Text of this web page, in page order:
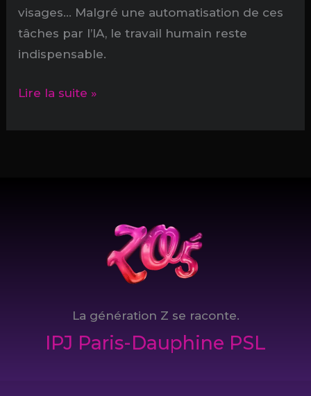
visages… Malgré une automatisation de ces
tâches par l’IA, le travail humain reste
indispensable.
Travaille,
Lire la suite »
La génération Z se raconte.
IPJ Paris-Dauphine PSL